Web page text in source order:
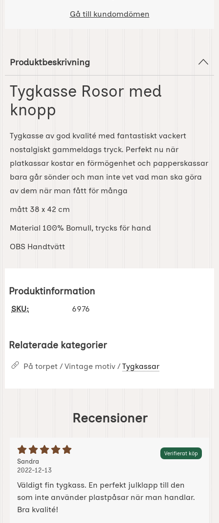
Gå till kundomdömen
Produktbeskrivning
Tygkasse Rosor med
knopp
Tygkasse av god kvalité med fantastiskt vackert
nostalgiskt gammeldags tryck. Perfekt nu när
platkassar kostar en förmögenhet och papperskassar
bara går sönder och man inte vet vad man ska göra
av dem när man fått för många
mått 38 x 42 cm
Material 100% Bomull, trycks för hand
OBS Handtvätt
Produktinformation
SKU: 6976
Relaterade kategorier
På torpet / Vintage motiv / Tygkassar
Recensioner
Betyg: 5 Stjärnor av 5 Verifierat köp
Recension av:
Sandra
2022-12-13
Väldigt fin tygkass. En perfekt julklapp till den
som inte använder plastpåsar när man handlar.
Bra kvalité!